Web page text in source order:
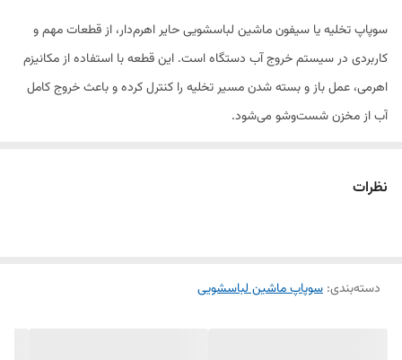
سوپاپ تخلیه یا سیفون ماشین لباسشویی حایر اهرم‌دار، از قطعات مهم و
کاربردی در سیستم خروج آب دستگاه است. این قطعه با استفاده از مکانیزم
اهرمی، عمل باز و بسته شدن مسیر تخلیه را کنترل کرده و باعث خروج کامل
آب از مخزن شست‌وشو می‌شود.
ویژگی‌ها:
نظرات
دسته‌بندی: سوپاپ ماشین لباسشویی